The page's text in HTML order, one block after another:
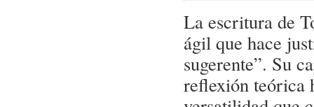
La escritura de
ágil que hace
sugerente”. Su
reflexión teórica